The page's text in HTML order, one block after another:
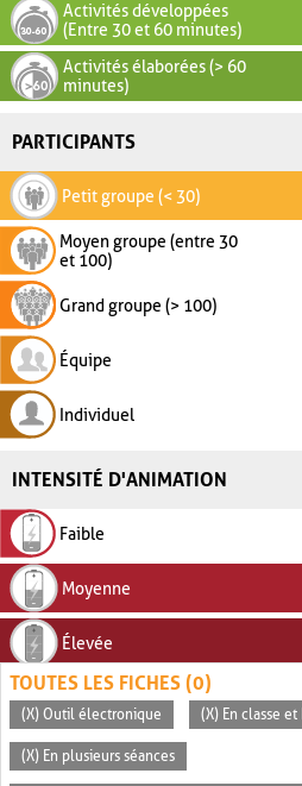
Activités développées
(Entre 30 et 60 minutes)
Activités élaborées (> 60
minutes)
PARTICIPANTS
Petit groupe (< 30)
Moyen groupe (entre 30
et 100)
Grand groupe (> 100)
Équipe
Individuel
INTENSITÉ D'ANIMATION
Faible
Moyenne
Élevée
TOUTES LES FICHES (0)
(X) Outil électronique (X) En classe et
(X) En plusieurs séances